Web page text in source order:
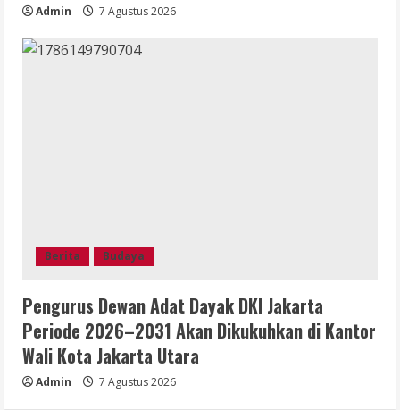
Admin 7 Agustus 2026
Berita Budaya
Pengurus Dewan Adat Dayak DKI Jakarta
Periode 2026–2031 Akan Dikukuhkan di Kantor
Wali Kota Jakarta Utara
Admin 7 Agustus 2026